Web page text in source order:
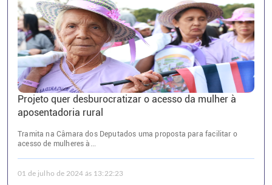
Projeto quer desburocratizar o acesso da mulher à
aposentadoria rural
Tramita na Câmara dos Deputados uma proposta para facilitar o
acesso de mulheres à...
01 de julho de 2024 ás 13:22:23